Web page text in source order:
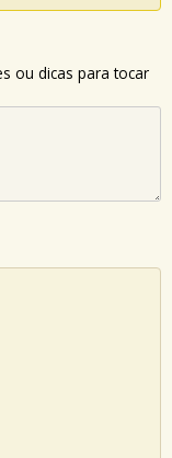
ou dicas para tocar